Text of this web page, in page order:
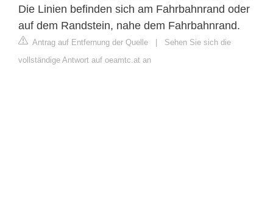
Die Linien befinden sich am Fahrbahnrand oder
auf dem Randstein, nahe dem Fahrbahnrand.
Antrag auf Entfernung der Quelle | Sehen Sie sich die
vollständige Antwort auf oeamtc.at an